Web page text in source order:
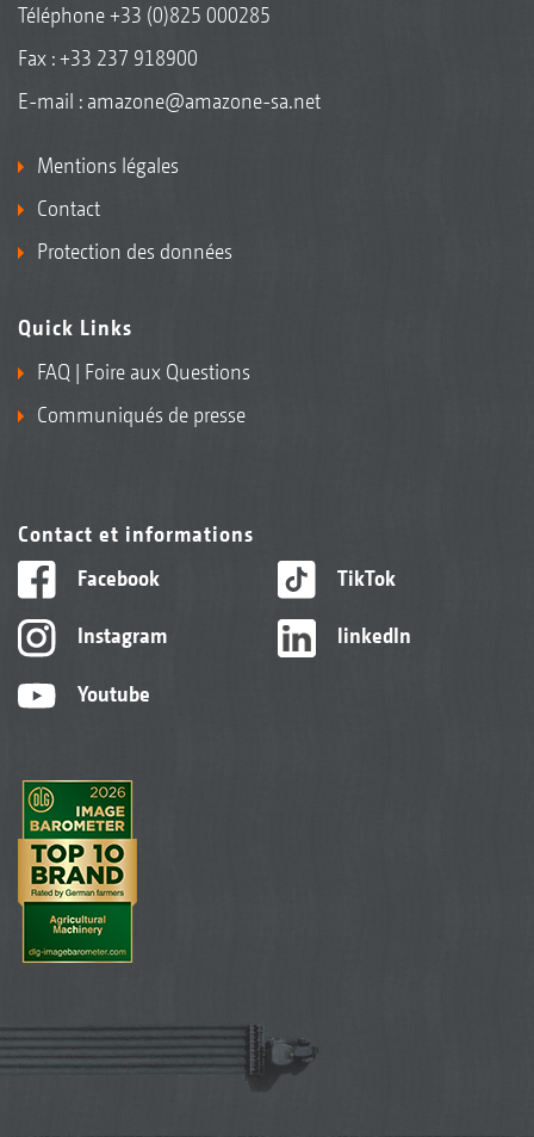
Téléphone+33 (0)825 000285
Fax : +33 237 918900
E-mail : amazone@amazone-sa.net
Mentions légales
Contact
Protection des données
Quick Links
FAQ | Foire aux Questions
Communiqués de presse
Contact et informations
Facebook
Instagram
Youtube
TikTok
linkedIn